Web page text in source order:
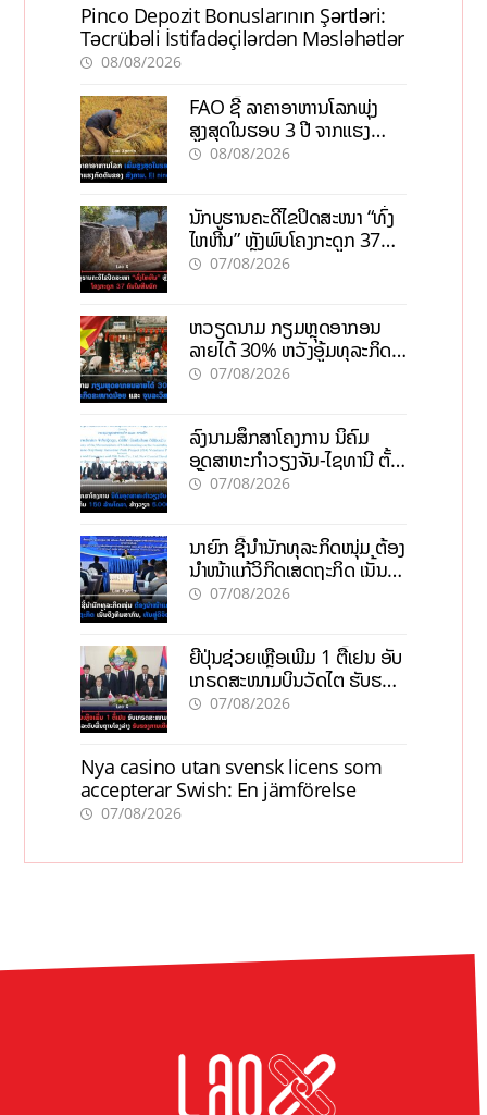
Pinco Depozit Bonuslarının Şərtləri:
Təcrübəli İstifadəçilərdən Məsləhətlər
08/08/2026
FAO ຊີ້ ລາຄາອາຫານໂລກພຸ່ງ
ສູງສຸດໃນຮອບ 3 ປີ ຈາກແຮງ
ກົດດັນຂອງສົງຄາມ, El nino
08/08/2026
ນັກບູຮານຄະດີໄຂປິດສະໜາ “ທົ່ງ
ໄຫຫີນ” ຫຼັງພົບໂຄງກະດູກ 37
ຄົນໃນຫີນຍັກ
07/08/2026
ຫວຽດນາມ ກຽມຫຼຸດອາກອນ
ລາຍໄດ້ 30% ຫວັງອູ້ມທຸລະກິດ
ຂະໜາດນ້ອຍ ແລະ ຈຸນລະ
07/08/2026
ລົງນາມສຶກສາໂຄງການ ນິຄົມ
ອຸດສາຫະກຳວຽງຈັນ-ໄຊທານີ ຕັ້ງ
ເປົ້າດຶງທຶນ 150 ລ້ານໂດລາ, ສ້າງ
07/08/2026
ນາຍົກ ຊີ້ນຳນັກທຸລະກິດໜຸ່ມ ຕ້ອງ
ນຳໜ້າແກ້ວິກິດເສດຖະກິດ ເນັ້ນດຶງ
ທຶນສາກົນ, ຫັນສູ່ດິຈິຕອນ
07/08/2026
ຍີ່ປຸ່ນຊ່ວຍເຫຼືອເພີ່ມ 1 ຕື້ເຢນ ອັບ
ເກຣດສະໜາມບິນວັດໄຕ ຮັບຮອງ
ການເຕີບໂຕ
07/08/2026
Nya casino utan svensk licens som
accepterar Swish: En jämförelse
07/08/2026